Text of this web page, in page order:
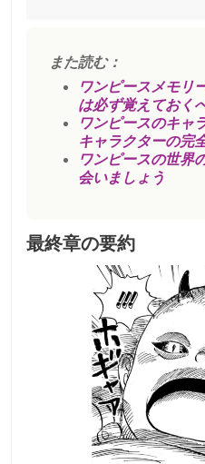
また読む：
ワンピースメモリ
は必ず覚えておく
ワンピースのキャ
キャラクターの完
ワンピースの世界
会いましょう
最終章の要約